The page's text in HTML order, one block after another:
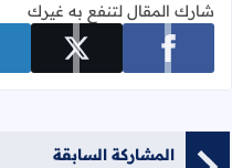
شارك المقال لتنفع به غيرك
شارك على facebook شارك على x
المشاركة السابقة